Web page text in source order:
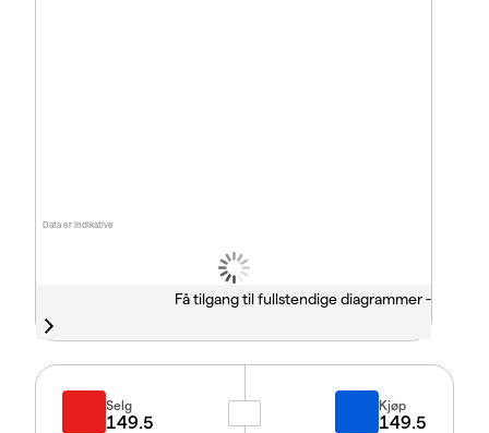
Data er indikative
Få tilgang til fullstendige diagrammer -
Selg
149.5
Kjøp
149.5